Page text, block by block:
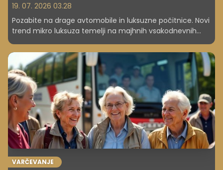
19. 07. 2026 03.28
Pozabite na drage avtomobile in luksuzne počitnice. Novi
trend mikro luksuza temelji na majhnih vsakodnevnih
užitkih, ki stanejo le nekaj evrov, a ljudem prinašajo več
zadovoljstva.
VARČEVANJE